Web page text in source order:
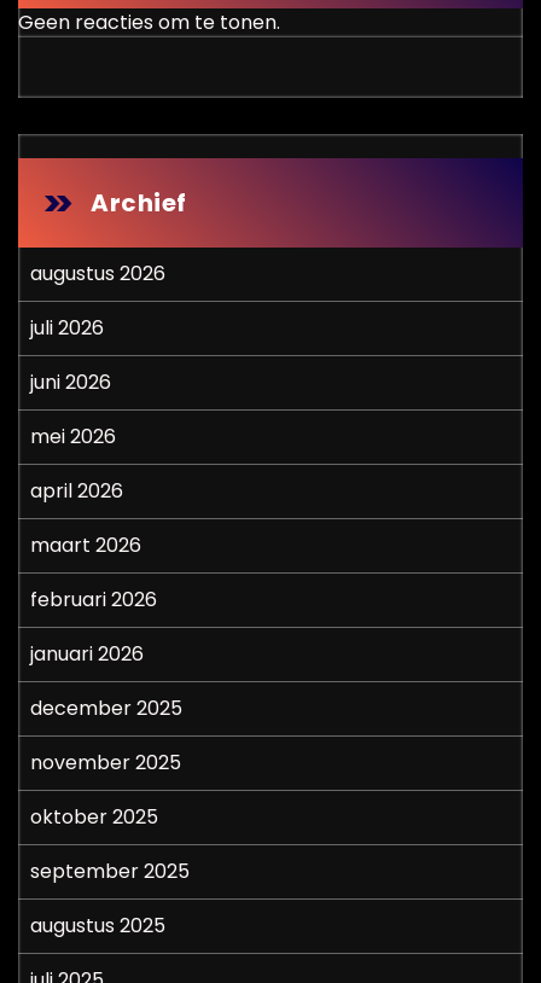
Geen reacties om te tonen.
Archief
augustus 2026
juli 2026
juni 2026
mei 2026
april 2026
maart 2026
februari 2026
januari 2026
december 2025
november 2025
oktober 2025
september 2025
augustus 2025